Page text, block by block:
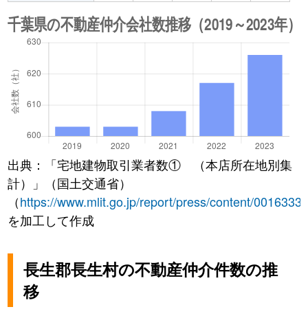
出典：「宅地建物取引業者数① （本店所在地別集
計）」（国土交通省）
（https://www.mlit.go.jp/report/press/content/
を加工して作成
長生郡長生村の不動産仲介件数の推
移